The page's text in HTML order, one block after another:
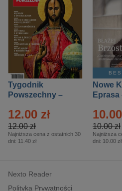
Tygodnik
Powszechny –
12.00 zł
12.00 zł
Najniższa cena z ostatnich 30
dni: 11.40 zł
Nowe
Eprasa
10.00 zł
Najniższa
dni: 10.00 zł
Nexto Reader
Polityka Prywatności